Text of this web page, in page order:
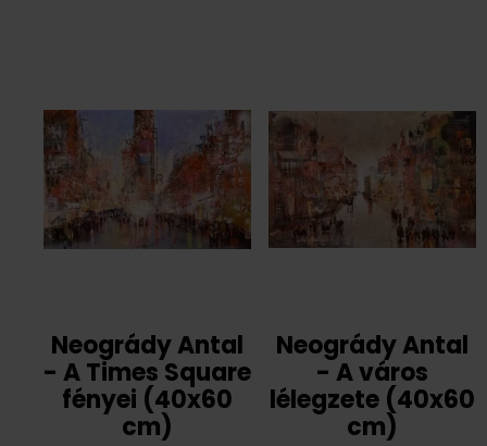
Neogrády Antal
- A Times Square
fényei (40x60
cm)
Neogrády Antal
- A város
lélegzete (40x60
cm)